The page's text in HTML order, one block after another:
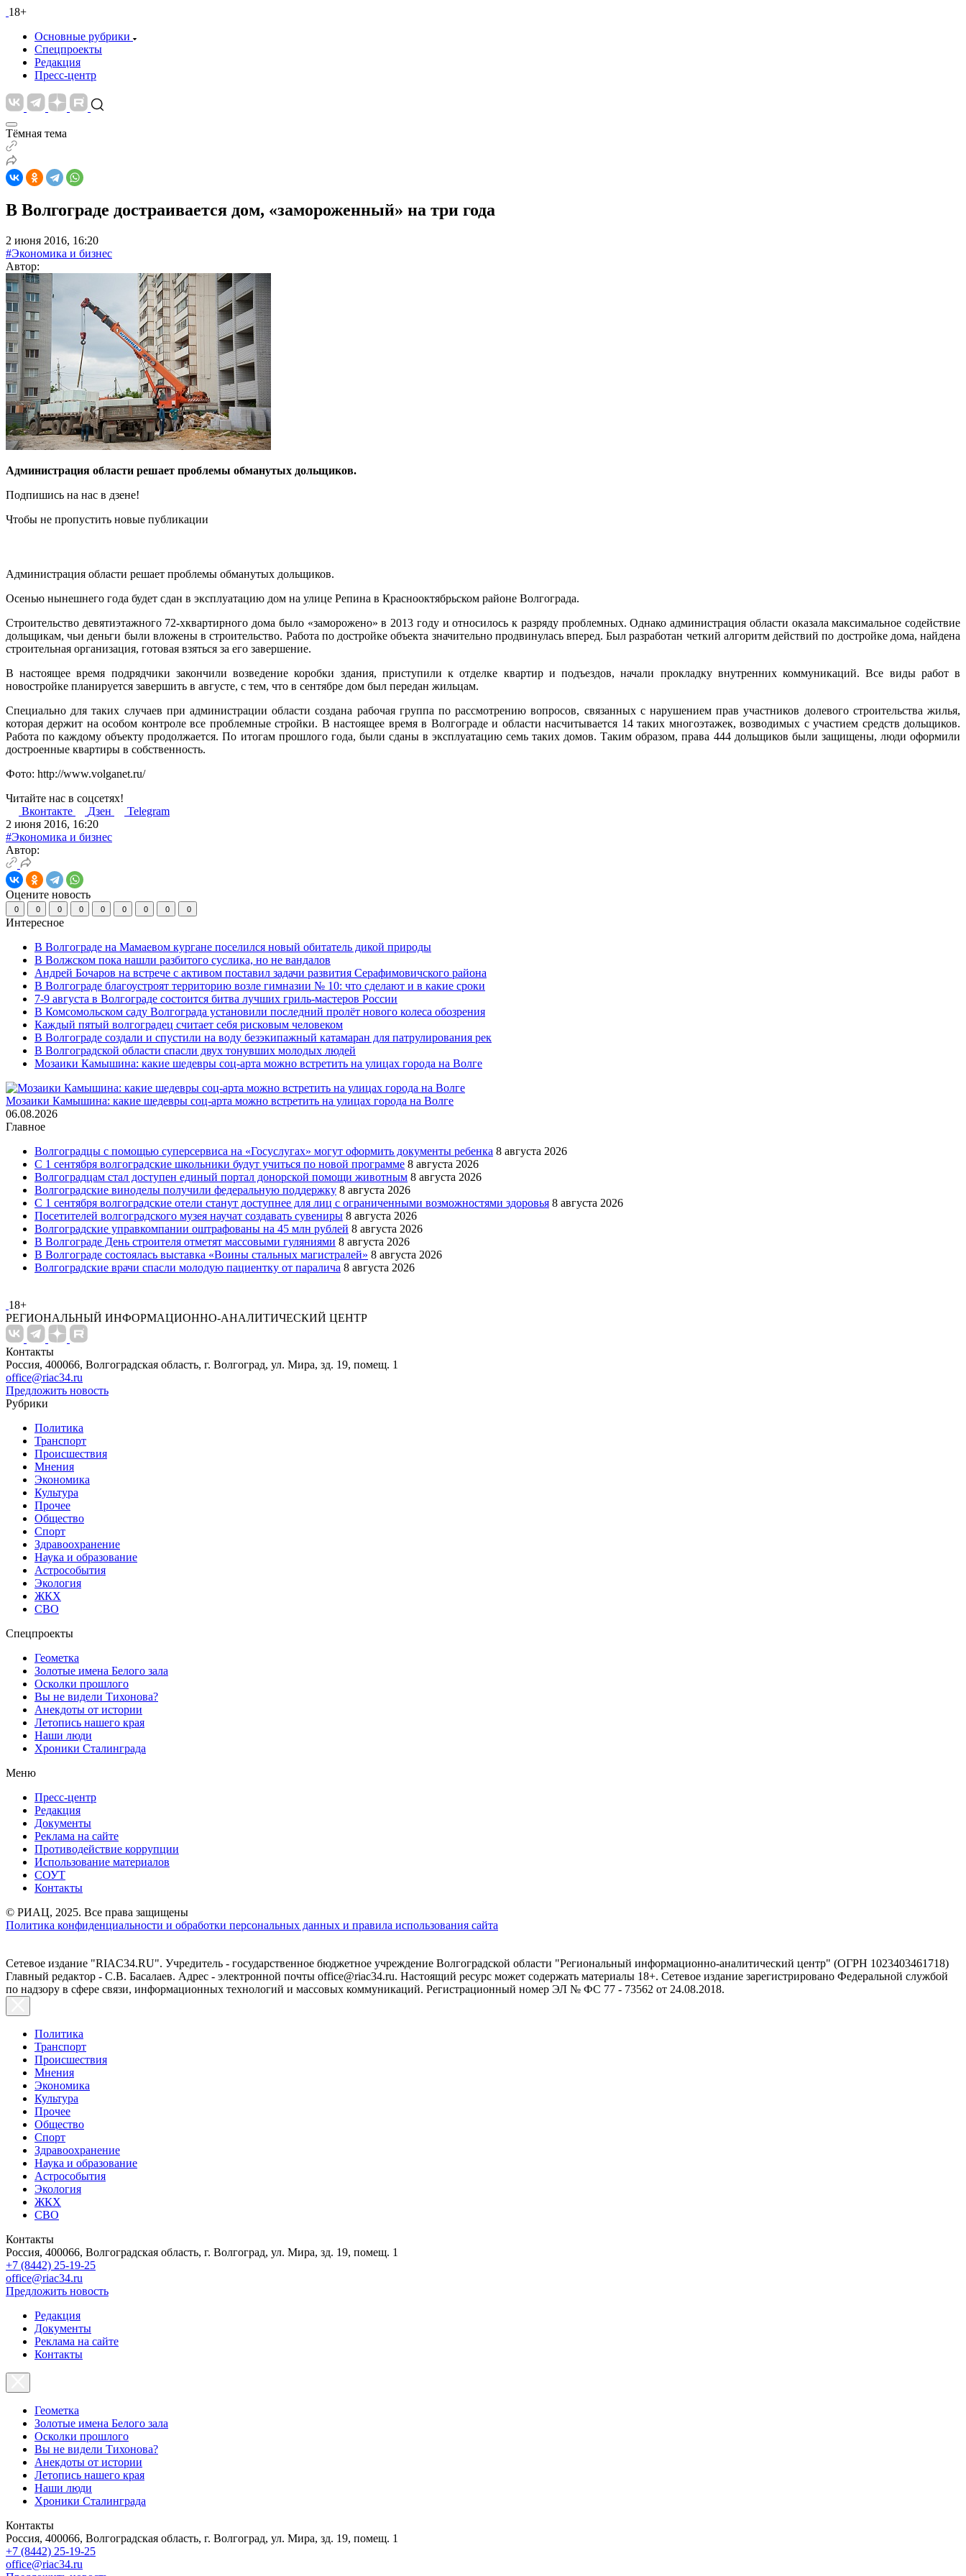
18+
Основные рубрики
Спецпроекты
Редакция
Пресс-центр
Тёмная тема
В Волгограде достраивается дом, «замороженный» на три года
2 июня 2016, 16:20
#Экономика и бизнес
Автор:
Администрация области решает проблемы обманутых дольщиков.
Подпишись на нас в дзене!
Чтобы не пропустить новые публикации
Администрация области решает проблемы обманутых дольщиков.
Осенью нынешнего года будет сдан в эксплуатацию дом на улице Репина в Краснооктябрьском районе Волгограда.
Строительство девятиэтажного 72-хквартирного дома было «заморожено» в 2013 году и относилось к разряду проблемных. Однако администрация области оказала максимальное содействие
дольщикам, чьи деньги были вложены в строительство. Работа по достройке объекта значительно продвинулась вперед. Был разработан четкий алгоритм действий по достройке дома, найдена
строительная организация, готовая взяться за его завершение.
В настоящее время подрядчики закончили возведение коробки здания, приступили к отделке квартир и подъездов, начали прокладку внутренних коммуникаций. Все виды работ в
новостройке планируется завершить в августе, с тем, что в сентябре дом был передан жильцам.
Специально для таких случаев при администрации области создана рабочая группа по рассмотрению вопросов, связанных с нарушением прав участников долевого строительства жилья,
которая держит на особом контроле все проблемные стройки. В настоящее время в Волгограде и области насчитывается 14 таких многоэтажек, возводимых с участием средств дольщиков.
Работа по каждому объекту продолжается. По итогам прошлого года, были сданы в эксплуатацию семь таких домов. Таким образом, права 444 дольщиков были защищены, люди оформили
достроенные квартиры в собственность.
Фото: http://www.volganet.ru/
Читайте нас в соцсетях!
Вконтакте
Дзен
Telegram
2 июня 2016, 16:20
#Экономика и бизнес
Автор:
Оцените новость
0 0 0 0 0 0 0 0 0
Интересное
В Волгограде на Мамаевом кургане поселился новый обитатель дикой природы
В Волжском пока нашли разбитого суслика, но не вандалов
Андрей Бочаров на встрече с активом поставил задачи развития Серафимовичского района
В Волгограде благоустроят территорию возле гимназии № 10: что сделают и в какие сроки
7-9 августа в Волгограде состоится битва лучших гриль-мастеров России
В Комсомольском саду Волгограда установили последний пролёт нового колеса обозрения
Каждый пятый волгоградец считает себя рисковым человеком
В Волгограде создали и спустили на воду безэкипажный катамаран для патрулирования рек
В Волгоградской области спасли двух тонувших молодых людей
Мозаики Камышина: какие шедевры соц-арта можно встретить на улицах города на Волге
Мозаики Камышина: какие шедевры соц-арта можно встретить на улицах города на Волге
06.08.2026
Главное
Волгоградцы с помощью суперсервиса на «Госуслугах» могут оформить документы ребенка 8 августа 2026
С 1 сентября волгоградские школьники будут учиться по новой программе 8 августа 2026
Волгоградцам стал доступен единый портал донорской помощи животным 8 августа 2026
Волгоградские виноделы получили федеральную поддержку 8 августа 2026
С 1 сентября волгоградские отели станут доступнее для лиц с ограниченными возможностями здоровья 8 августа 2026
Посетителей волгоградского музея научат создавать сувениры 8 августа 2026
Волгоградские управкомпании оштрафованы на 45 млн рублей 8 августа 2026
В Волгограде День строителя отметят массовыми гуляниями 8 августа 2026
В Волгограде состоялась выставка «Воины стальных магистралей» 8 августа 2026
Волгоградские врачи спасли молодую пациентку от паралича 8 августа 2026
18+
РЕГИОНАЛЬНЫЙ ИНФОРМАЦИОННО-АНАЛИТИЧЕСКИЙ ЦЕНТР
Контакты
Россия, 400066, Волгоградская область, г. Волгоград, ул. Мира, зд. 19, помещ. 1
office@riac34.ru
Предложить новость
Рубрики
Политика
Транспорт
Происшествия
Мнения
Экономика
Культура
Прочее
Общество
Спорт
Здравоохранение
Наука и образование
Астрособытия
Экология
ЖКХ
СВО
Спецпроекты
Геометка
Золотые имена Белого зала
Осколки прошлого
Вы не видели Тихонова?
Анекдоты от истории
Летопись нашего края
Наши люди
Хроники Сталинграда
Меню
Пресс-центр
Редакция
Документы
Реклама на сайте
Противодействие коррупции
Использование материалов
СОУТ
Контакты
© РИАЦ, 2025. Все права защищены
Политика конфиденциальности и обработки персональных данных и правила использования сайта
Сетевое издание "RIAC34.RU". Учредитель - государственное бюджетное учреждение Волгоградской области "Региональный информационно-аналитический центр" (ОГРН 1023403461718)
Главный редактор - С.В. Басалаев. Адрес - электронной почты office@riac34.ru. Настоящий ресурс может содержать материалы 18+. Сетевое издание зарегистрировано Федеральной службой
по надзору в сфере связи, информационных технологий и массовых коммуникаций. Регистрационный номер ЭЛ № ФС 77 - 73562 от 24.08.2018.
Политика
Транспорт
Происшествия
Мнения
Экономика
Культура
Прочее
Общество
Спорт
Здравоохранение
Наука и образование
Астрособытия
Экология
ЖКХ
СВО
Контакты
Россия, 400066, Волгоградская область, г. Волгоград, ул. Мира, зд. 19, помещ. 1
+7 (8442) 25-19-25
office@riac34.ru
Предложить новость
Редакция
Документы
Реклама на сайте
Контакты
Геометка
Золотые имена Белого зала
Осколки прошлого
Вы не видели Тихонова?
Анекдоты от истории
Летопись нашего края
Наши люди
Хроники Сталинграда
Контакты
Россия, 400066, Волгоградская область, г. Волгоград, ул. Мира, зд. 19, помещ. 1
+7 (8442) 25-19-25
office@riac34.ru